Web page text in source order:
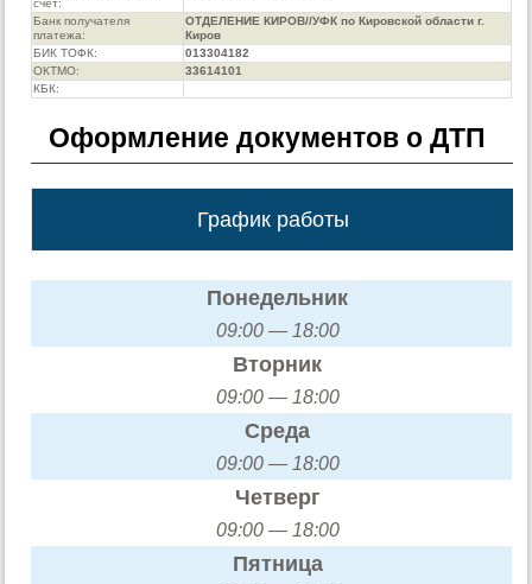
Банк получателя
платежа:
ОТДЕЛЕНИЕ КИРОВ//УФК по Кировской области г.
Киров
БИК ТОФК:
013304182
ОКТМО:
33614101
КБК:
Оформление документов о ДТП
График работы
Понедельник
09:00 — 18:00
Вторник
09:00 — 18:00
Среда
09:00 — 18:00
Четверг
09:00 — 18:00
Пятница